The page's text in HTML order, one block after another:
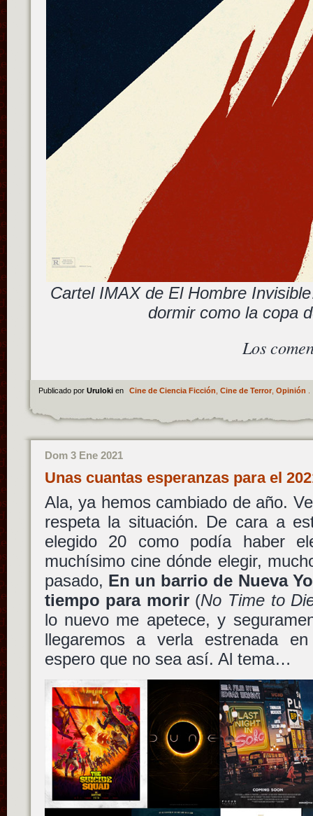
Cartel IMAX de El Hombre
dormir como la copa
Los
Publicado por Uruloki en Cine de Ciencia Ficción Cine de Terror, Opinión
Dom 3 Ene 2021
Unas cuantas esperanzas para el
Ala, ya hemos cambiado de año.
respeta la situación. De cara a
elegido 20 como podía haber
muchísimo cine dónde elegir,
pasado, En un barrio de Nueva
tiempo para morir(No Time to
lo nuevo me apetece, y
llegaremos a verla estrenada
espero que no sea así. Al tema…